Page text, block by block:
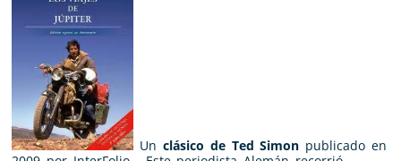
Un clásico de Ted Simon publicado en